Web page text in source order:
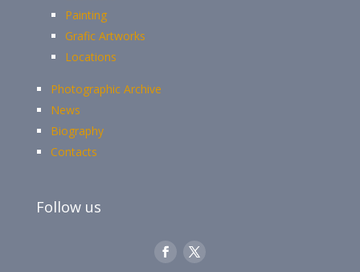
Painting
Grafic Artworks
Locations
Photographic Archive
News
Biography
Contacts
Follow us